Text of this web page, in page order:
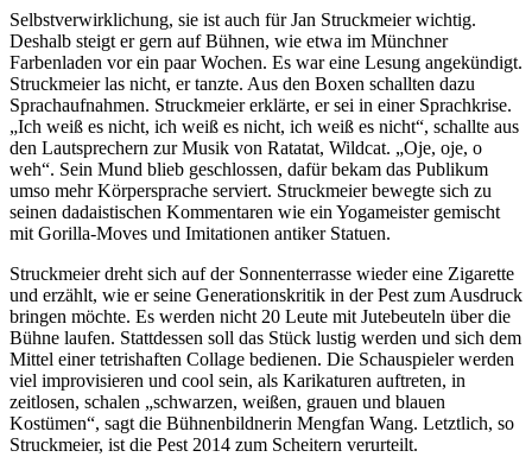
Selbstverwirklichung, sie ist auch für Jan Struckmeier wichtig.
Deshalb steigt er gern auf Bühnen, wie etwa im Münchner
Farbenladen vor ein paar Wochen. Es war eine Lesung angekündigt.
Struckmeier las nicht, er tanzte. Aus den Boxen schallten dazu
Sprachaufnahmen. Struckmeier erklärte, er sei in einer Sprachkrise.
„Ich weiß es nicht, ich weiß es nicht, ich weiß es nicht“, schallte aus
den Lautsprechern zur Musik von Ratatat, Wildcat. „Oje, oje, o
weh“. Sein Mund blieb geschlossen, dafür bekam das Publikum
umso mehr Körpersprache serviert. Struckmeier bewegte sich zu
seinen dadaistischen Kommentaren wie ein Yogameister gemischt
mit Gorilla-Moves und Imitationen antiker Statuen.
Struckmeier dreht sich auf der Sonnenterrasse wieder eine Zigarette
und erzählt, wie er seine Generationskritik in der Pest zum Ausdruck
bringen möchte. Es werden nicht 20 Leute mit Jutebeuteln über die
Bühne laufen. Stattdessen soll das Stück lustig werden und sich dem
Mittel einer tetrishaften Collage bedienen. Die Schauspieler werden
viel improvisieren und cool sein, als Karikaturen auftreten, in
zeitlosen, schalen „schwarzen, weißen, grauen und blauen
Kostümen“, sagt die Bühnenbildnerin Mengfan Wang. Letztlich, so
Struckmeier, ist die Pest 2014 zum Scheitern verurteilt.